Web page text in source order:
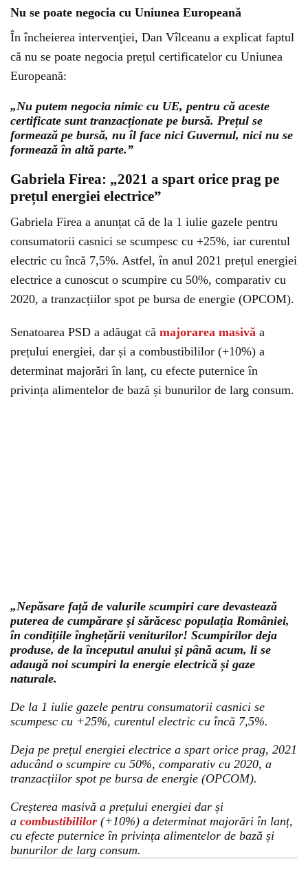
Nu se poate negocia cu Uniunea Europeană
În încheierea intervenţiei, Dan Vîlceanu a explicat faptul
că nu se poate negocia prețul certificatelor cu Uniunea
Europeană:
„Nu putem negocia nimic cu UE, pentru că aceste
certificate sunt tranzacționate pe bursă. Prețul se
formează pe bursă, nu îl face nici Guvernul, nici nu se
formează în altă parte.”
Gabriela Firea: „2021 a spart orice prag pe
prețul energiei electrice”
Gabriela Firea a anunțat că de la 1 iulie gazele pentru
consumatorii casnici se scumpesc cu +25%, iar curentul
electric cu încă 7,5%. Astfel, în anul 2021 prețul energiei
electrice a cunoscut o scumpire cu 50%, comparativ cu
2020, a tranzacțiilor spot pe bursa de energie (OPCOM).
Senatoarea PSD a adăugat că majorarea masivă a
prețului energiei, dar și a combustibililor (+10%) a
determinat majorări în lanț, cu efecte puternice în
privința alimentelor de bază și bunurilor de larg consum.
„Nepăsare față de valurile scumpiri care devastează
puterea de cumpărare și sărăcesc populația României,
în condițiile înghețării veniturilor! Scumpirilor deja
produse, de la începutul anului și până acum, li se
adaugă noi scumpiri la energie electrică și gaze
naturale.
De la 1 iulie gazele pentru consumatorii casnici se
scumpesc cu +25%, curentul electric cu încă 7,5%.
Deja pe prețul energiei electrice a spart orice prag, 2021
aducând o scumpire cu 50%, comparativ cu 2020, a
tranzacțiilor spot pe bursa de energie (OPCOM).
Creșterea masivă a prețului energiei dar și
a combustibililor (+10%) a determinat majorări în lanț,
cu efecte puternice în privința alimentelor de bază și
bunurilor de larg consum.